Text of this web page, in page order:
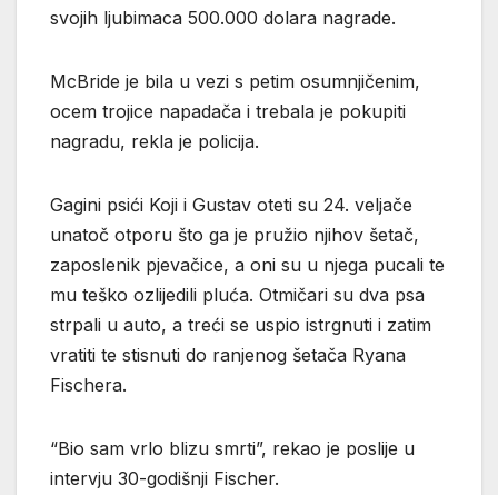
svojih ljubimaca 500.000 dolara nagrade.
McBride je bila u vezi s petim osumnjičenim,
ocem trojice napadača i trebala je pokupiti
nagradu, rekla je policija.
Gagini psići Koji i Gustav oteti su 24. veljače
unatoč otporu što ga je pružio njihov šetač,
zaposlenik pjevačice, a oni su u njega pucali te
mu teško ozlijedili pluća. Otmičari su dva psa
strpali u auto, a treći se uspio istrgnuti i zatim
vratiti te stisnuti do ranjenog šetača Ryana
Fischera.
“Bio sam vrlo blizu smrti”, rekao je poslije u
intervju 30-godišnji Fischer.